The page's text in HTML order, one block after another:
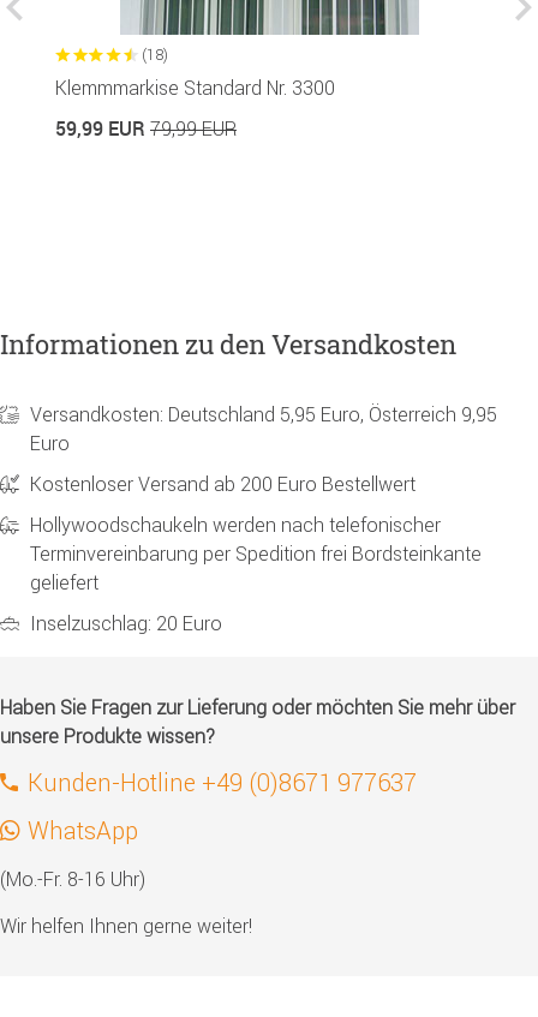
(18)
Klemmmarkise Standard Nr. 3300
59,99 EUR 79,99 EUR
Informationen zu den Versandkosten
Versandkosten: Deutschland 5,95 Euro, Österreich 9,95
Euro
Kostenloser Versand ab 200 Euro Bestellwert
Hollywoodschaukeln werden nach telefonischer
Terminvereinbarung per Spedition frei Bordsteinkante
geliefert
Inselzuschlag: 20 Euro
Haben Sie Fragen zur Lieferung oder möchten Sie mehr über
unsere Produkte wissen?
Kunden-Hotline +49 (0)8671 977637
WhatsApp
(Mo.-Fr. 8-16 Uhr)
Wir helfen Ihnen gerne weiter!